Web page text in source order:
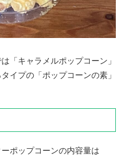
「キャラメルポップコーン」
イプの「ポップコーンの素」
ポップコーンの内容量は